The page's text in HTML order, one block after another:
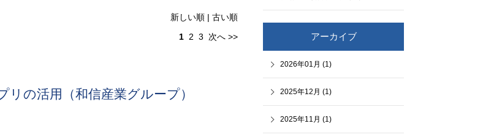
新しい順 | 古い順
1 2 3 次へ >>
リの活用（和信産業グループ）
アーカイブ
2026年01月 (1)
2025年12月 (1)
2025年11月 (1)